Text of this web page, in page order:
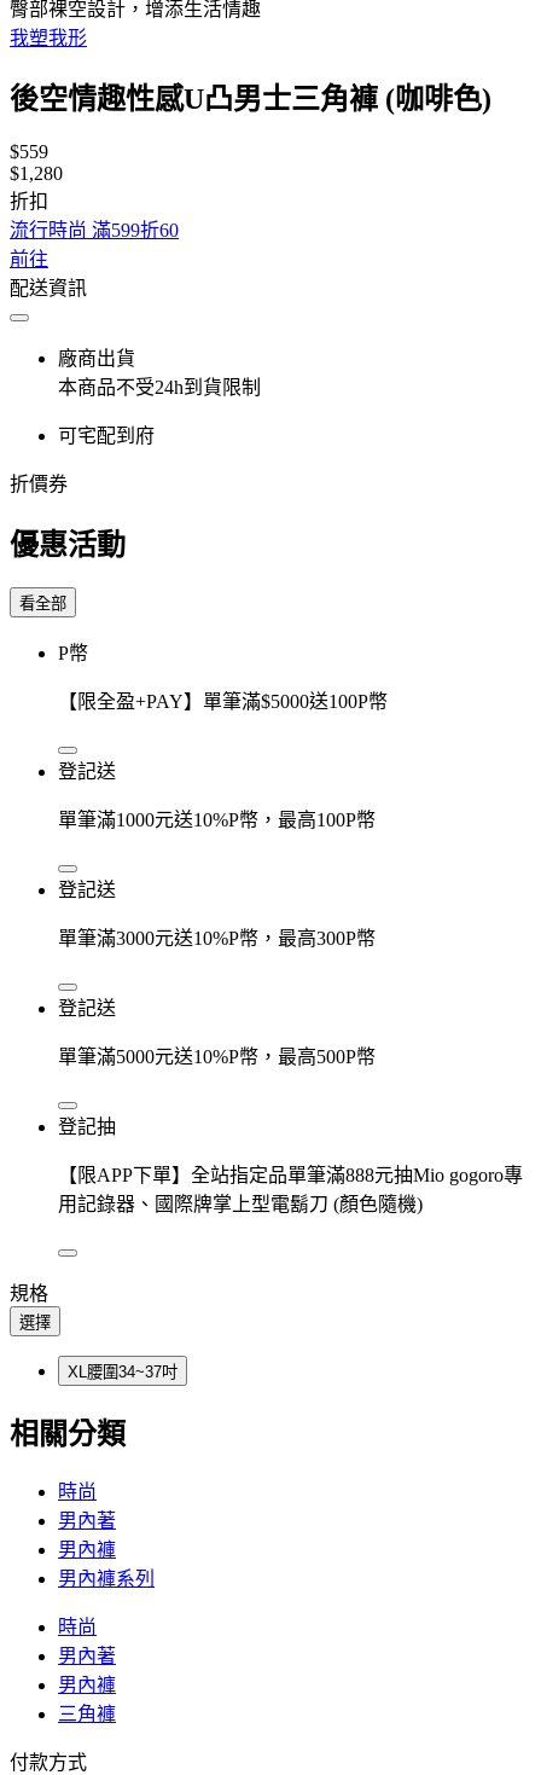
臀部裸空設計，增添生活情趣
我塑我形
後空情趣性感U凸男士三角褲 (咖啡色)
$559
$1,280
折扣
流行時尚 滿599折60
前往
配送資訊
廠商出貨
本商品不受24h到貨限制
可宅配到府
折價券
優惠活動
看全部
P幣
【限全盈+PAY】單筆滿$5000送100P幣
登記送
單筆滿1000元送10%P幣，最高100P幣
登記送
單筆滿3000元送10%P幣，最高300P幣
登記送
單筆滿5000元送10%P幣，最高500P幣
登記抽
【限APP下單】全站指定品單筆滿888元抽Mio gogoro專
用記錄器、國際牌掌上型電鬍刀 (顏色隨機)
規格
選擇
XL腰圍34~37吋
相關分類
時尚
男內著
男內褲
男內褲系列
時尚
男內著
男內褲
三角褲
付款方式